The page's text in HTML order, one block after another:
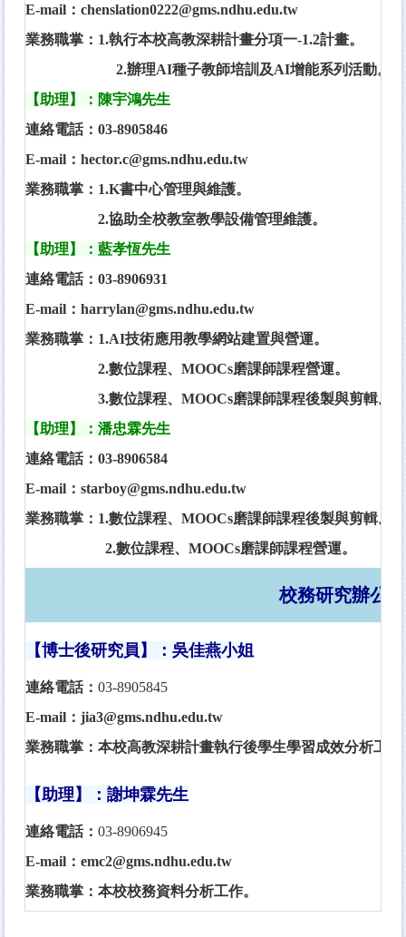
E-mail：chenslation0222@gms.ndhu.edu.tw
業務職掌：1.執行本校高教深耕計畫分項一-1.2計畫。
2.辦理AI種子教師培訓及AI增能系列活動。
【助理 】：陳宇鴻先生
連絡電話：03-8905846
E-mail：hector.c@gms.ndhu.edu.tw
業務職掌：1.K書中心管理與維護。
2.協助全校教室教學設備管理維護。
【助理 】：藍孝恆先生
連絡電話：03-8906931
E-mail：harrylan@gms.ndhu.edu.tw
業務職掌：1.AI技術應用教學網站建置與營運。
2.數位課程、MOOCs磨課師課程營運。
3.數位課程、MOOCs磨課師課程後製與剪輯。
【助理 】：潘忠霖先生
連絡電話：03-8906584
E-mail：starboy@gms.ndhu.edu.tw
業務職掌：1.數位課程、MOOCs磨課師課程後製與剪輯。
2.數位課程、MOOCs磨課師課程營運。
校務研究辦公室
【博士後研究員】：吳佳燕小姐
連絡電話： 03-8905845
E-mail：jia3@gms.ndhu.edu.tw
業務職掌： 本校高教深耕計畫執行後學生學習成效分析工作
【助理】：謝坤霖先生
連絡電話： 03-8906945
E-mail：emc2@gms.ndhu.edu.tw
業務職掌： 本校校務資料分析工作。